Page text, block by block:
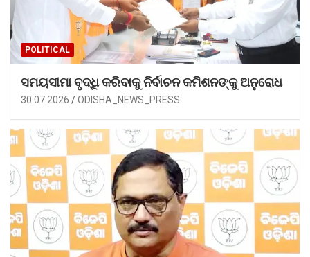
POLITICAL
ସମୟସୀମା ବୃଦ୍ଧି କରିବାକୁ ନିର୍ବାଚନ କମିଶନଙ୍କୁ ଅନୁରୋଧ
30.07.2026 ODISHA_NEWS_PRESS